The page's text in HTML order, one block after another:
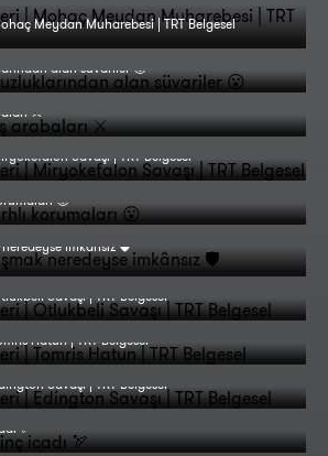
Meydan Muharebesi | TRT Belgesel
alan süvariler 😮
⚔️
Savaşı | TRT Belgesel
😮
imkânsız 🛡️
Savaşı | TRT Belgesel
Hatun | TRT Belgesel
Savaşı | TRT Belgesel
🏹